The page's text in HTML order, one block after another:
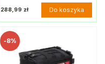
288,99 zł Do koszyka
-8%